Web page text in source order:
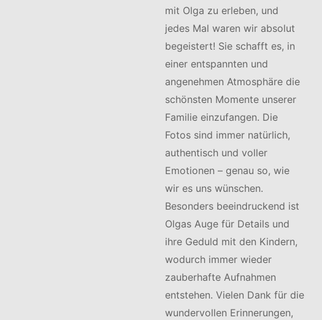
mit Olga zu erleben, und
jedes Mal waren wir absolut
begeistert! Sie schafft es, in
einer entspannten und
angenehmen Atmosphäre die
schönsten Momente unserer
Familie einzufangen. Die
Fotos sind immer natürlich,
authentisch und voller
Emotionen – genau so, wie
wir es uns wünschen.
Besonders beeindruckend ist
Olgas Auge für Details und
ihre Geduld mit den Kindern,
wodurch immer wieder
zauberhafte Aufnahmen
entstehen. Vielen Dank für die
wundervollen Erinnerungen,